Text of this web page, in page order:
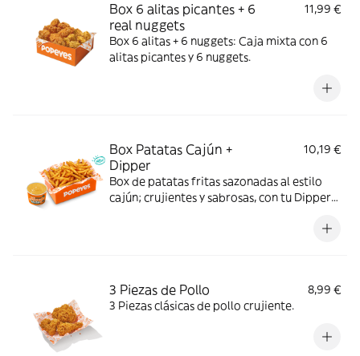
Box 6 alitas picantes + 6
real nuggets
11,99 €
Box 6 alitas + 6 nuggets: Caja mixta con 6
alitas picantes y 6 nuggets.
Box Patatas Cajún +
Dipper
10,19 €
Box de patatas fritas sazonadas al estilo
cajún; crujientes y sabrosas, con tu Dipper
3 Piezas de Pollo
8,99 €
3 Piezas clásicas de pollo crujiente.